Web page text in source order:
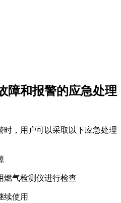
障和报警的应急处理
时，用户可以采取以下应急处理
燃气检测仪进行检查
续使用